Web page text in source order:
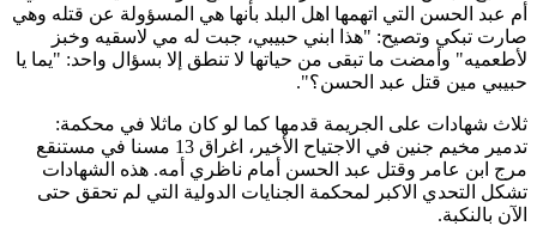
أم عبد الحسن التي اتهمها اهل البلد بأنها هي المسؤولة عن قتله وهي
صارت تبكي وتصيح: "هذا ابني حبيبي، جبت له مي لاسقيه وخبز
لأطعميه" وأمضت ما تبقى من حياتها لا تنطق إلا بسؤال واحد: "يما يا
حبيبي مين قتل عبد الحسن؟".
ثلاث شهادات على الجريمة قدمها كما لو كان ماثلا في محكمة:
تدمير مخيم جنين في الاجتياح الأخير، اغراق 13 مسنا في مستنقع
مرج ابن عامر وقتل عبد الحسن أمام ناظري أمه. هذه الشهادات
تشكل التحدي الاكبر لمحكمة الجنايات الدولية التي لم تحقق حتى
الآن بالنكبة.